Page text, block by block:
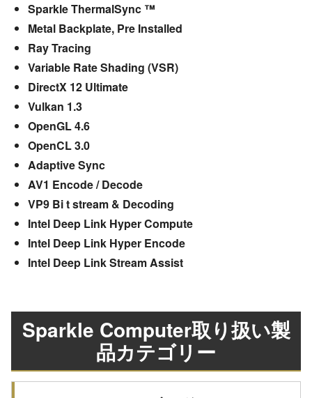
Sparkle ThermalSync ™
Metal Backplate, Pre Installed
Ray Tracing
Variable Rate Shading (VSR)
DirectX 12 Ultimate
Vulkan 1.3
OpenGL 4.6
OpenCL 3.0
Adaptive Sync
AV1 Encode / Decode
VP9 Bi t stream & Decoding
Intel Deep Link Hyper Compute
Intel Deep Link Hyper Encode
Intel Deep Link Stream Assist
Sparkle Computer取り扱い製
品カテゴリー